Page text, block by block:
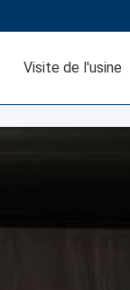
Visite de l'usine